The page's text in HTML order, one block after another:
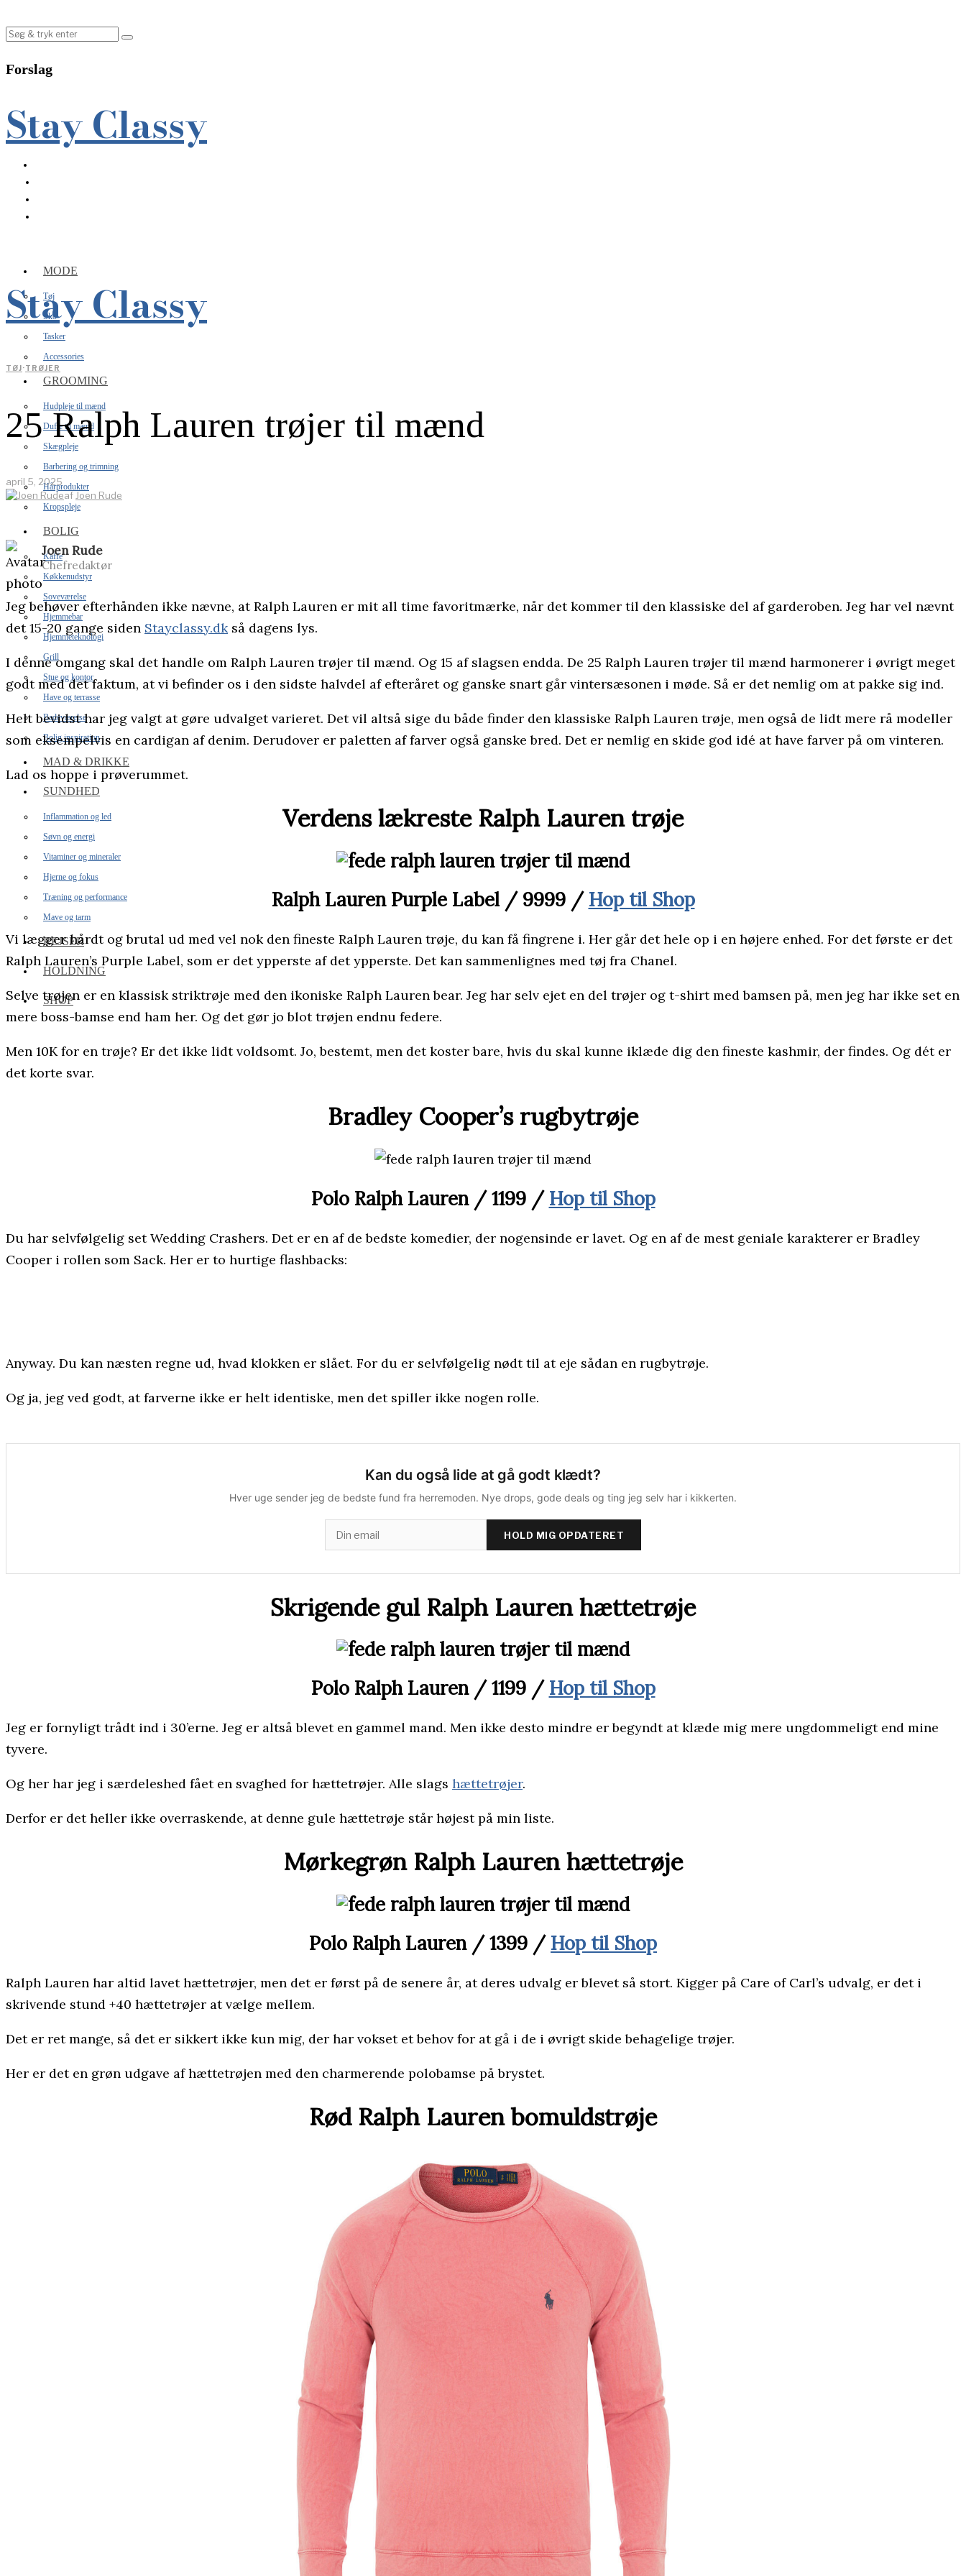
Forslag
Stay Classy
MODE
Tøj
Sko
Tasker
Accessories
GROOMING
Hudpleje til mænd
Dufte til mænd
Skægpleje
Barbering og trimning
Hårprodukter
Kropspleje
BOLIG
Kaffe
Køkkenudstyr
Soveværelse
Hjemmebar
Hjemmeteknologi
Grill
Stue og kontor
Have og terrasse
Badeværelse
Bolig inspiration
MAD & DRIKKE
SUNDHED
Inflammation og led
Søvn og energi
Vitaminer og mineraler
Hjerne og fokus
Træning og performance
Mave og tarm
REJSER
HOLDNING
SHOP
Stay Classy
TØJ·TRØJER
25 Ralph Lauren trøjer til mænd
april 5, 2025
af Joen Rude
Joen Rude
Chefredaktør
Jeg behøver efterhånden ikke nævne, at Ralph Lauren er mit all time favoritmærke, når det kommer til den klassiske del af garderoben. Jeg har vel nævnt
det 15-20 gange siden Stayclassy.dkså dagens lys.
I denne omgang skal det handle om Ralph Lauren trøjer til mænd. Og 15 af slagsen endda. De 25 Ralph Lauren trøjer til mænd harmonerer i øvrigt meget
godt med det faktum, at vi befinder os i den sidste halvdel af efteråret og ganske snart går vintersæsonen i møde. Så er det nemlig om at pakke sig ind.
Helt bevidst har jeg valgt at gøre udvalget varieret. Det vil altså sige du både finder den klassiske Ralph Lauren trøje, men også de lidt mere rå modeller
som eksempelvis en cardigan af denim. Derudover er paletten af farver også ganske bred. Det er nemlig en skide god idé at have farver på om vinteren.
Lad os hoppe i prøverummet.
Verdens lækreste Ralph Lauren trøje
Ralph Lauren Purple Label / 9999 / Hop til Shop
Vi lægger hårdt og brutal ud med vel nok den fineste Ralph Lauren trøje, du kan få fingrene i. Her går det hele op i en højere enhed. For det første er det
Ralph Lauren’s Purple Label, som er det ypperste af det ypperste. Det kan sammenlignes med tøj fra Chanel.
Selve trøjen er en klassisk striktrøje med den ikoniske Ralph Lauren bear. Jeg har selv ejet en del trøjer og t-shirt med bamsen på, men jeg har ikke set en
mere boss-bamse end ham her. Og det gør jo blot trøjen endnu federe.
Men 10K for en trøje? Er det ikke lidt voldsomt. Jo, bestemt, men det koster bare, hvis du skal kunne iklæde dig den fineste kashmir, der findes. Og dét er
det korte svar.
Bradley Cooper’s rugbytrøje
Polo Ralph Lauren / 1199 / Hop til Shop
Du har selvfølgelig set Wedding Crashers. Det er en af de bedste komedier, der nogensinde er lavet. Og en af de mest geniale karakterer er Bradley
Cooper i rollen som Sack. Her er to hurtige flashbacks:
Anyway. Du kan næsten regne ud, hvad klokken er slået. For du er selvfølgelig nødt til at eje sådan en rugbytrøje.
Og ja, jeg ved godt, at farverne ikke er helt identiske, men det spiller ikke nogen rolle.
Kan du også lide at gå godt klædt?
Hver uge sender jeg de bedste fund fra herremoden. Nye drops, gode deals og ting jeg selv har i kikkerten.
HOLD MIG OPDATERET
Skrigende gul Ralph Lauren hættetrøje
Polo Ralph Lauren / 1199 / Hop til Shop
Jeg er fornyligt trådt ind i 30’erne. Jeg er altså blevet en gammel mand. Men ikke desto mindre er begyndt at klæde mig mere ungdommeligt end mine
tyvere.
Og her har jeg i særdeleshed fået en svaghed for hættetrøjer. Alle slags hættetrøjer.
Derfor er det heller ikke overraskende, at denne gule hættetrøje står højest på min liste.
Mørkegrøn Ralph Lauren hættetrøje
Polo Ralph Lauren / 1399 / Hop til Shop
Ralph Lauren har altid lavet hættetrøjer, men det er først på de senere år, at deres udvalg er blevet så stort. Kigger på Care of Carl’s udvalg, er det i
skrivende stund +40 hættetrøjer at vælge mellem.
Det er ret mange, så det er sikkert ikke kun mig, der har vokset et behov for at gå i de i øvrigt skide behagelige trøjer.
Her er det en grøn udgave af hættetrøjen med den charmerende polobamse på brystet.
Rød Ralph Lauren bomuldstrøje